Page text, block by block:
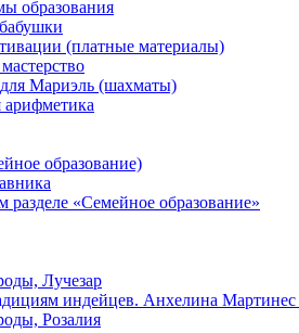
образования
(платные материалы)
Мариэль (шахматы)
арифметика
образование)
«Семейное образование»
Лучезар
индейцев. Анхелина
Розалия